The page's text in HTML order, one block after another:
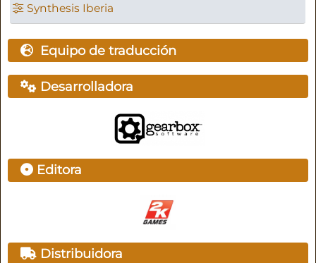
Synthesis Iberia
Equipo de traducción
Desarrolladora
Editora
Distribuidora